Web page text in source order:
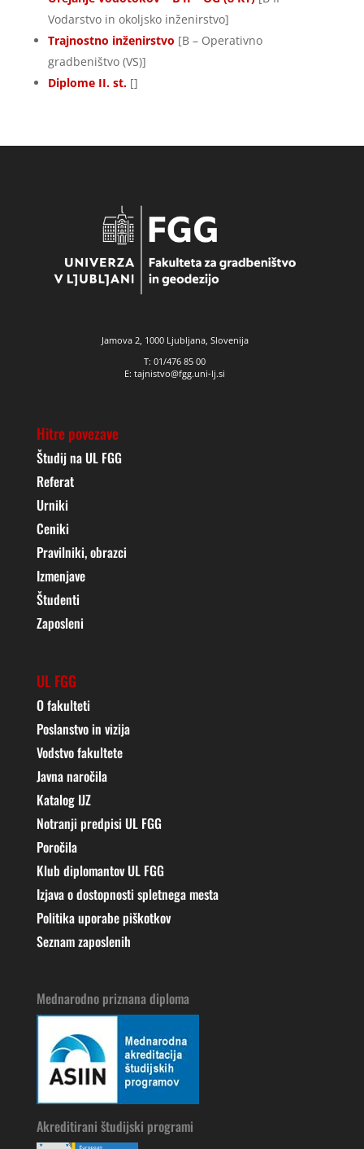
Vodarstvo in okoljsko inženirstvo]
Trajnostno inženirstvo [B – Operativno
gradbeništvo (VS)]
Diplome II. st.[]
Jamova 2, 1000 Ljubljana, Slovenija
T: 01/476 85 00
E: tajnistvo@fgg.uni-lj.si
Hitre povezave
Študij na UL FGG
Referat
Urniki
Ceniki
Pravilniki, obrazci
Izmenjave
Študenti
Zaposleni
UL FGG
O fakulteti
Poslanstvo in vizija
Vodstvo fakultete
Javna naročila
Katalog IJZ
Notranji predpisi UL FGG
Poročila
Klub diplomantov UL FGG
Izjava o dostopnosti spletnega mesta
Politika uporabe piškotkov
Seznam zaposlenih
Mednarodno priznana diploma
Akreditirani študijski programi